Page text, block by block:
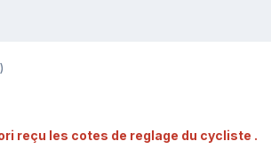
reçu les cotes de reglage du cycliste .